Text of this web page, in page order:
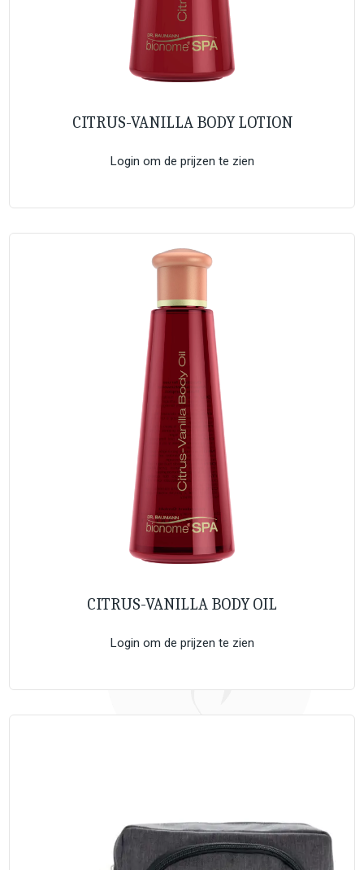
CITRUS-VANILLA BODY LOTION
Login om de prijzen te zien
CITRUS-VANILLA BODY OIL
Login om de prijzen te zien